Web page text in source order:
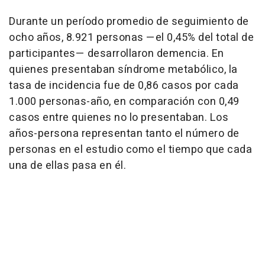
Durante un período promedio de seguimiento de
ocho años, 8.921 personas —el 0,45% del total de
participantes— desarrollaron demencia. En
quienes presentaban síndrome metabólico, la
tasa de incidencia fue de 0,86 casos por cada
1.000 personas-año, en comparación con 0,49
casos entre quienes no lo presentaban. Los
años-persona representan tanto el número de
personas en el estudio como el tiempo que cada
una de ellas pasa en él.